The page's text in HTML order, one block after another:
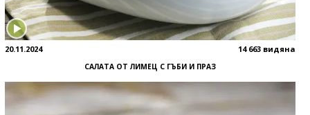
20.11.2024 14 663 видяна
САЛАТА ОТ ЛИМЕЦ С ГЪБИ И ПРАЗ